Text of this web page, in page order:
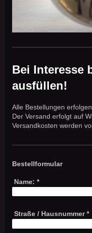
Bei Interesse
ausfüllen!
Alle Bestellungen
Der Versand erfolgt auf
Versandkosten werden
Bestellformular
Name: *
Straße / Hausnummer*